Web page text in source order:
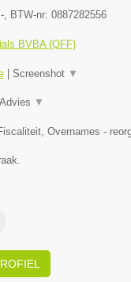
-, BTW-nr: 0887282556
BVBA (QFF)
| Screenshot ▼
▼
Overnames -